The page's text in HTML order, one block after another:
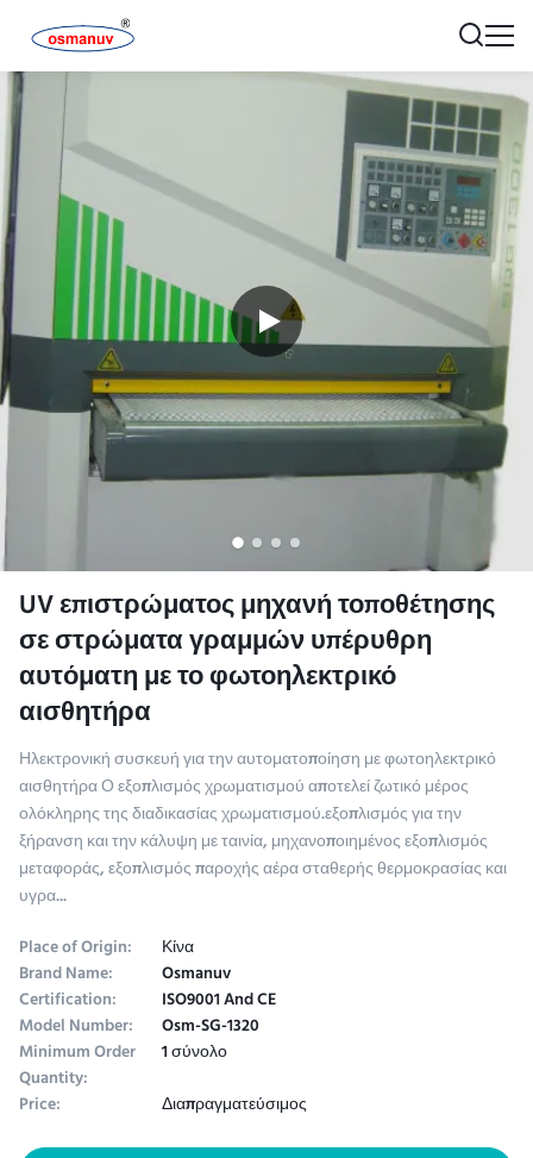
UV επιστρώματος μηχανή τοποθέτησης
σε στρώματα γραμμών υπέρυθρη
αυτόματη με το φωτοηλεκτρικό
αισθητήρα
Ηλεκτρονική συσκευή για την αυτοματοποίηση με φωτοηλεκτρικό
αισθητήρα Ο εξοπλισμός χρωματισμού αποτελεί ζωτικό μέρος
ολόκληρης της διαδικασίας χρωματισμού.εξοπλισμός για την
ξήρανση και την κάλυψη με ταινία, μηχανοποιημένος εξοπλισμός
μεταφοράς, εξοπλισμός παροχής αέρα σταθερής θερμοκρασίας και
υγρα...
Place of Origin:
Κίνα
Brand Name: Osmanuv
Certification: ISO9001 And CE
Model Number: Osm-SG-1320
Minimum Order
Quantity:
1 σύνολο
Price:
Διαπραγματεύσιμος